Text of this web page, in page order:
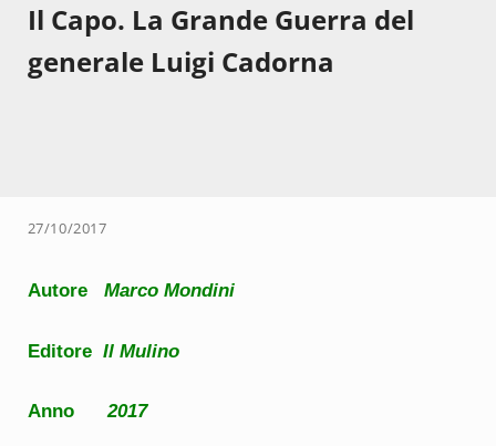
Il Capo. La Grande Guerra del
generale Luigi Cadorna
27/10/2017
Autore Marco Mondini
Editore Il Mulino
Anno2017